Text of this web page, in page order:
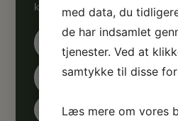
konkrete råd til, hvordan du
med data, du
de har indsamlet
tjenester. Ved at
samtykke til disse
Læs mere om vores